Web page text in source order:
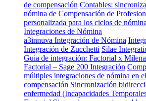
de compensación Contables:
nómina de Compensación de
personalizada para los ciclos de nómina
Integraciones de Nómina
a3innuva Integración de Nómina
Integración de Zucchetti Silae
Guía de integración: Factorial x Milena
Factorial – Sage 200 Integración
múltiples integraciones de nómina en
compensación Sincronización
enfermedad (Incapacidades